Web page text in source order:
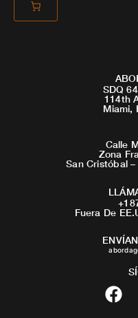
SDQ
114th
Miami,
Calle
Zona
San Cristóbal
Fuera De
F
a